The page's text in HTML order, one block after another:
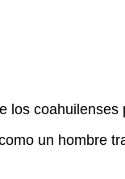
los
un hombre